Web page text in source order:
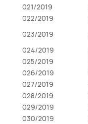
021/2019
022/2019
023/2019
024/2019
025/2019
026/2019
027/2019
028/2019
029/2019
030/2019